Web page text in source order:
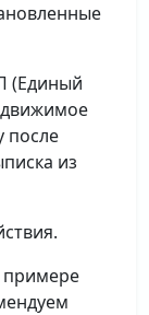
(Единый
после
из
примере